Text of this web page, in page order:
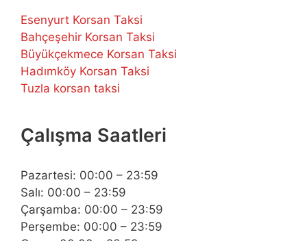
Esenyurt Korsan Taksi
Bahçeşehir Korsan Taksi
Büyükçekmece Korsan Taksi
Hadımköy Korsan Taksi
Tuzla korsan taksi
Çalışma Saatleri
Pazartesi: 00:00 – 23:59
Salı: 00:00 – 23:59
Çarşamba: 00:00 – 23:59
Perşembe: 00:00 – 23:59